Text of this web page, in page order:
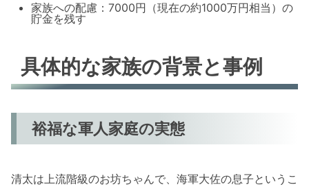
家族への配慮：7000円（現在の約1000万円相当）の
貯金を残す
具体的な家族の背景と事例
裕福な軍人家庭の実態
清太は上流階級のお坊ちゃんで、海軍大佐の息子というこ